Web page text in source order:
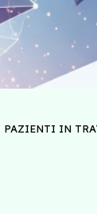
IN